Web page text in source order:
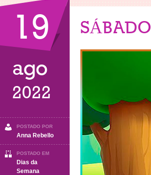
19
ago
2022
POSTADO POR
Anna Rebello
POSTADO EM
Dias da
Semana
SÁBADO